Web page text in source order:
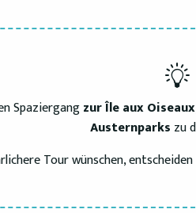
Spaziergangzur Île aux Oiseaux
Austernparks zu
Tour wünschen,